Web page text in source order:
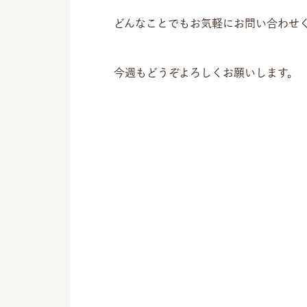
どんなことでもお気軽にお問い合わせ
今週もどうぞよろしくお願いします。